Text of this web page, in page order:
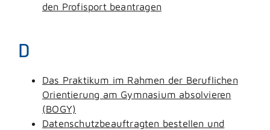
den Profisport beantragen
D
Das Praktikum im Rahmen der Beruflichen
Orientierung am Gymnasium absolvieren
(BOGY)
Datenschutzbeauftragten bestellen und